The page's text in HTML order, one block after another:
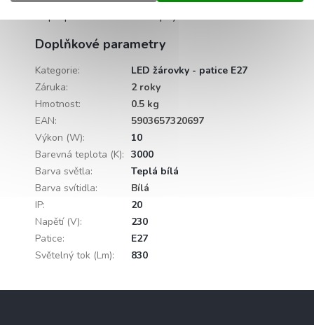
Doplňkové parametry
Kategorie:
LED žárovky - patice E27
Záruka:
2 roky
Hmotnost:
0.5 kg
EAN:
5903657320697
Výkon (W):
10
Barevná teplota (K): 3000
Barva světla:
Teplá bílá
Barva svítidla:
Bílá
IP:
20
Napětí (V):
230
Patice:
E27
Světelný tok (Lm): 830